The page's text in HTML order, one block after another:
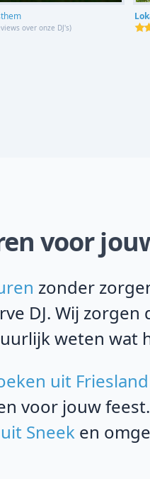
over onze DJ's)
voor
zonder
DJ. Wij
weten wat
uit Friesland
voor jouw
Sneek en